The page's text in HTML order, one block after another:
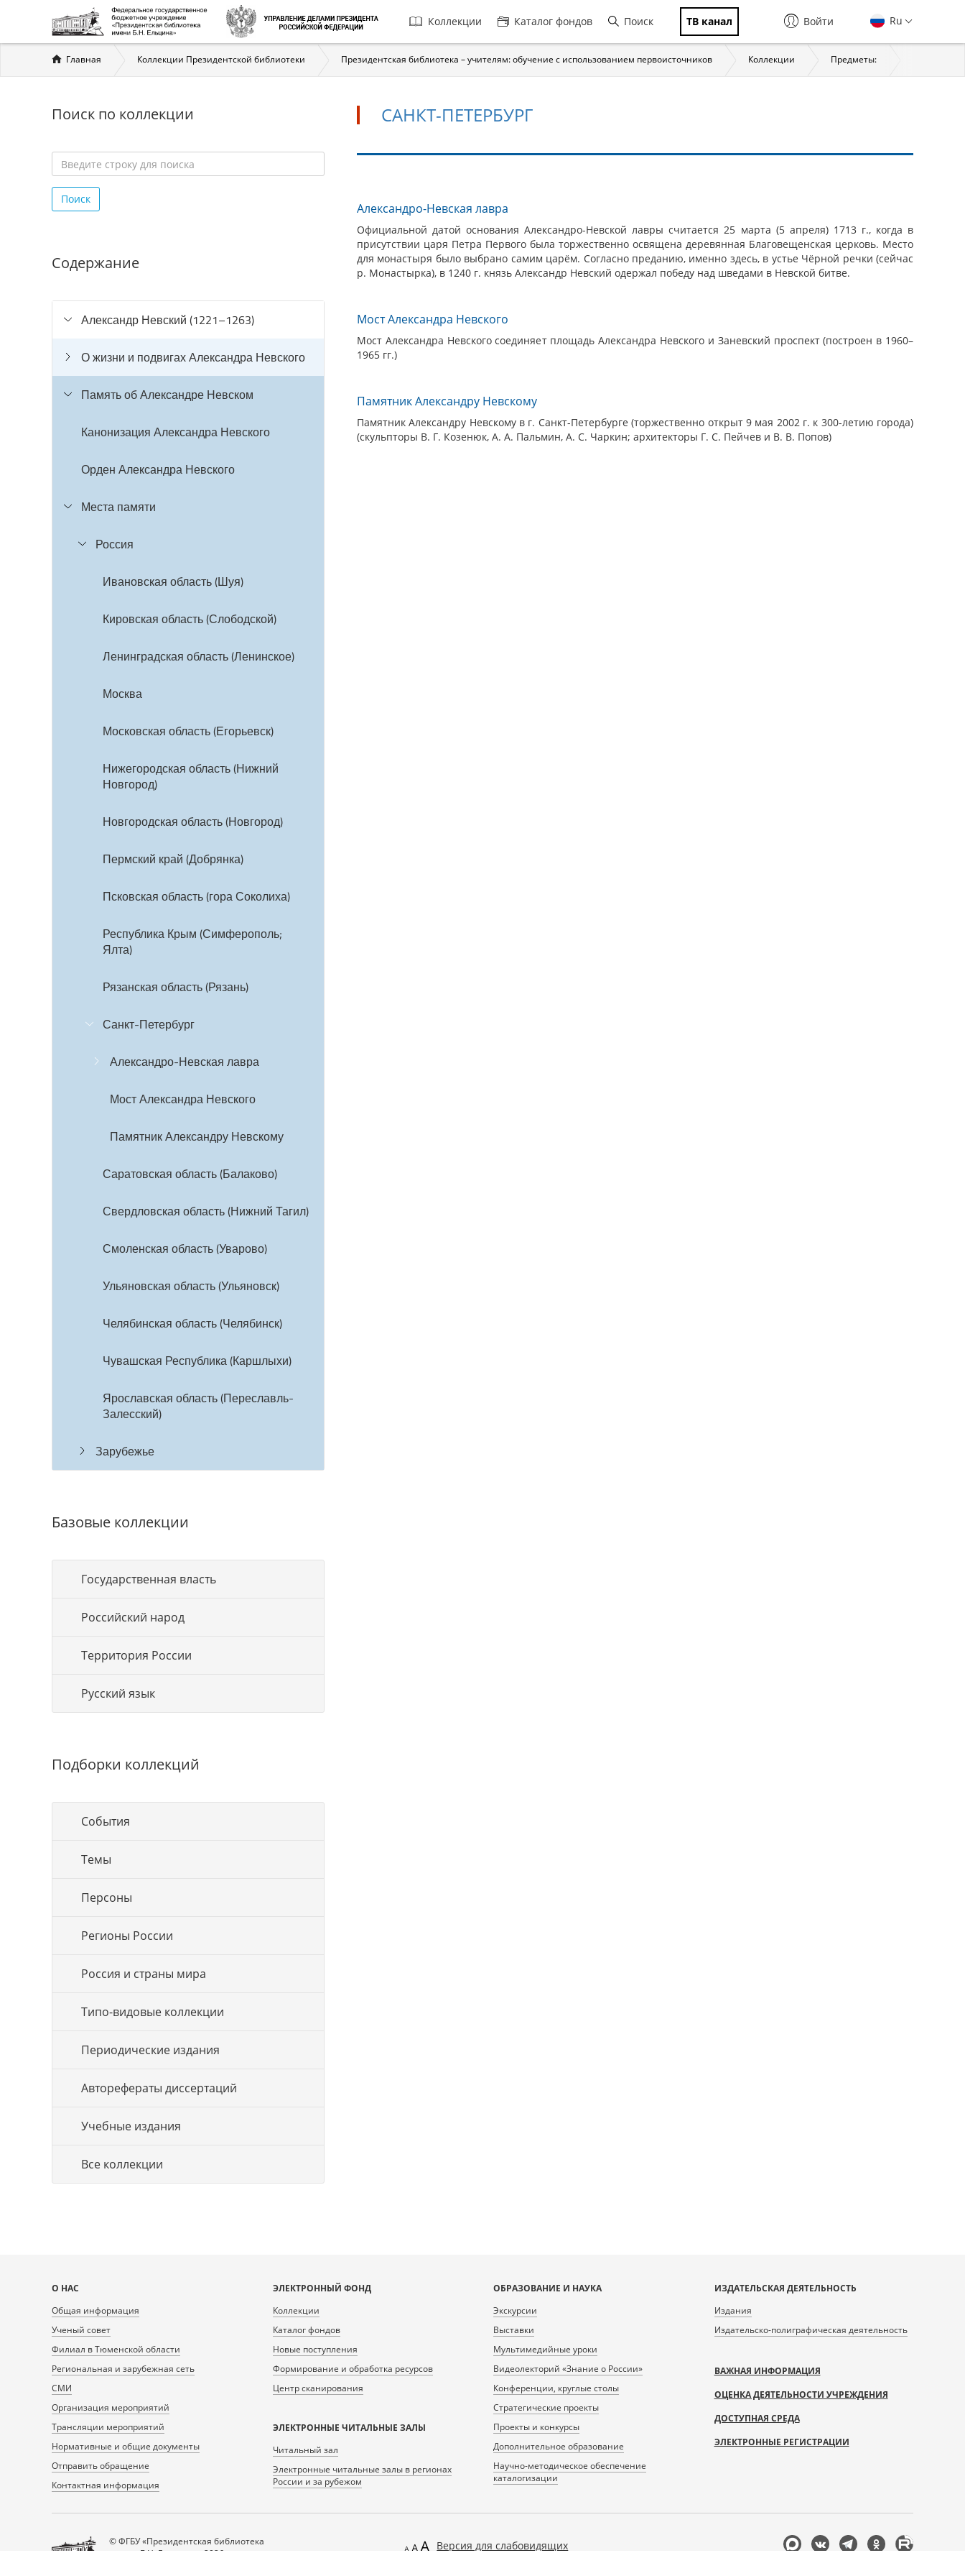
Главная
навигация
Коллекции Каталог фондов Поиск ТВ канал Ru
Войти
Вы
здесь
Главная Коллекции Президентской библиотеки Президентская библиотека – учителям: обучение с использованием первоисточников Коллекции Предметы:
Поиск по коллекции
строку
для
Поиск
Содержание
Александр Невский (1221–1263)
О жизни и подвигах Александра Невского
Память об Александре Невском
Канонизация Александра Невского
Орден Александра Невского
Места памяти
Россия
Ивановская область (Шуя)
Кировская область (Слободской)
Ленинградская область (Ленинское)
Москва
Московская область (Егорьевск)
Нижегородская область (Нижний
Новгород)
Новгородская область (Новгород)
Пермский край (Добрянка)
Псковская область (гора Соколиха)
Республика Крым (Симферополь;
Ялта)
Рязанская область (Рязань)
Санкт-Петербург
Александро-Невская лавра
Мост Александра Невского
Памятник Александру Невскому
Саратовская область (Балаково)
Свердловская область (Нижний Тагил)
Смоленская область (Уварово)
Ульяновская область (Ульяновск)
Челябинская область (Челябинск)
Чувашская Республика (Каршлыхи)
Ярославская область (Переславль-
Залесский)
Зарубежье
Базовые коллекции
Государственная власть
Российский народ
Территория России
Русский язык
Подборки коллекций
События
Темы
Персоны
Регионы России
Россия и страны мира
Типо-видовые коллекции
Периодические издания
Авторефераты диссертаций
Учебные издания
Все коллекции
САНКТ-ПЕТЕРБУРГ
Петербург
Александро-Невская лавра
Официальной датой основания Александро-Невской лавры считается 25 марта (5 апреля) 1713 г., когда в
присутствии царя Петра Первого была торжественно освящена деревянная Благовещенская церковь. Место
для монастыря было выбрано самим царём. Согласно преданию, именно здесь, в устье Чёрной речки (сейчас
р. Монастырка), в 1240 г. князь Александр Невский одержал победу над шведами в Невской битве.
Мост Александра Невского
Мост Александра Невского соединяет площадь Александра Невского и Заневский проспект (построен в 1960–
1965 гг.)
Памятник Александру Невскому
Памятник Александру Невскому в г. Санкт-Петербурге (торжественно открыт 9 мая 2002 г. к 300-летию города)
(скульпторы В. Г. Козенюк, А. А. Пальмин, А. С. Чаркин; архитекторы Г. С. Пейчев и В. В. Попов)
Карта
сайта
О НАС
Общая информация
Ученый совет
Филиал в Тюменской области
Региональная и зарубежная сеть
СМИ
Организация мероприятий
Трансляции мероприятий
Нормативные и общие документы
Отправить обращение
Контактная информация
ЭЛЕКТРОННЫЙ ФОНД
Коллекции
Каталог фондов
Новые поступления
Формирование и обработка ресурсов
Центр сканирования
ЭЛЕКТРОННЫЕ ЧИТАЛЬНЫЕ ЗАЛЫ
Читальный зал
Электронные читальные залы в регионах
России и за рубежом
ОБРАЗОВАНИЕ И НАУКА
Экскурсии
Выставки
Мультимедийные уроки
Видеолекторий «Знание о России»
Конференции, круглые столы
Стратегические проекты
Проекты и конкурсы
Дополнительное образование
Научно-методическое обеспечение
каталогизации
ИЗДАТЕЛЬСКАЯ ДЕЯТЕЛЬНОСТЬ
Издания
Издательско-полиграфическая деятельность
ВАЖНАЯ ИНФОРМАЦИЯ
ОЦЕНКА ДЕЯТЕЛЬНОСТИ УЧРЕЖДЕНИЯ
ДОСТУПНАЯ СРЕДА
ЭЛЕКТРОННЫЕ РЕГИСТРАЦИИ
© ФГБУ «Президентская библиотека
имени Б.Н. Ельцина», 2026
Версия для слабовидящих